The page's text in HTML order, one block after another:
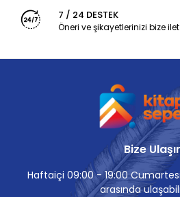
7 / 24 DESTEK
Öneri ve şikayetlerinizi bize
Bize
Haftaiçi 09:00 - 19:00
arasında